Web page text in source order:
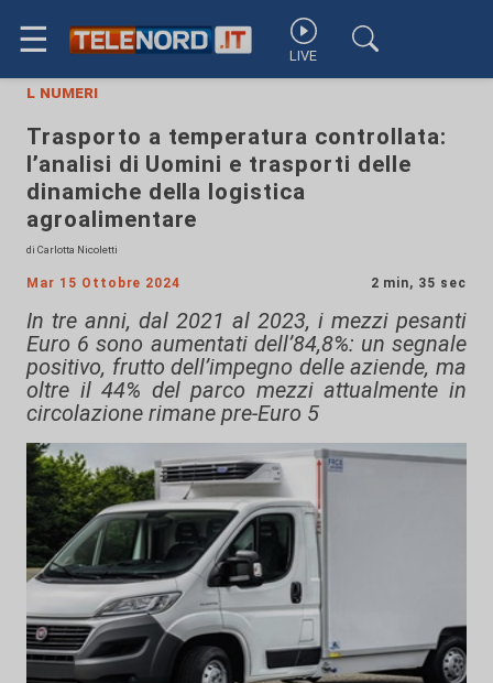
☰ LIVE
l numeri
Trasporto a temperatura controllata:
l’analisi di Uomini e trasporti delle
dinamiche della logistica
agroalimentare
di Carlotta Nicoletti
Mar 15 Ottobre 2024 2 min, 35 sec
In tre anni, dal 2021 al 2023, i mezzi pesanti
Euro 6 sono aumentati dell’84,8%: un segnale
positivo, frutto dell’impegno delle aziende, ma
oltre il 44% del parco mezzi attualmente in
circolazione rimane pre-Euro 5